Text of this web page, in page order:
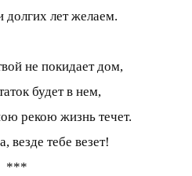
долгих лет желаем.
не покидает дом,
будет в нем,
рекою жизнь течет.
везде тебе везет!
***